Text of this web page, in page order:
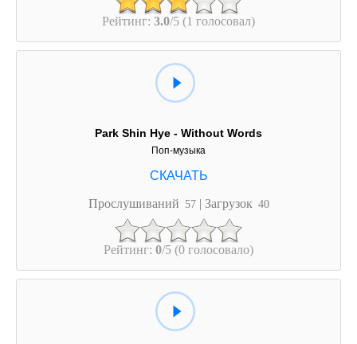
Рейтинг: 3.0/5 (1 голосовал)
Park Shin Hye - Without Words
Поп-музыка
Прослушиваний 57 | Загрузок 40
Рейтинг: 0/5 (0 голосовало)